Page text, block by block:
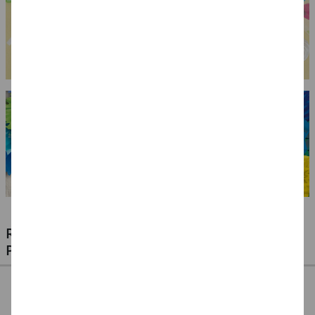
RIESIGE AUSWAHL KINDERSCHMINKEN,
PROFI-MAKE-UP & ZUBEHÖR